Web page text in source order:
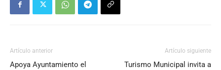
Artículo anterior
Apoya Ayuntamiento el
Artículo siguiente
Turismo Municipal invita a